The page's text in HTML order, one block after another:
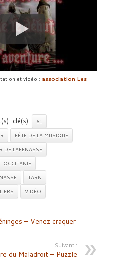
et vidéo : association Les
clé(s) :
81
FÊTE DE LA MUSIQUE
DE LAFENASSE
OCCITANIE
TARN
VIDÉO
– Venez craquer
Suivant :
du Maladroit – Puzzle